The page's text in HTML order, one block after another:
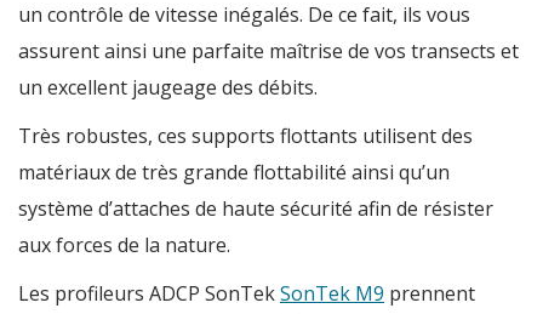
un contrôle de vitesse inégalés. De ce fait, ils vous
assurent ainsi une parfaite maîtrise de vos transects et
un excellent jaugeage des débits.
Très robustes, ces supports flottants utilisent des
matériaux de très grande flottabilité ainsi qu’un
système d’attaches de haute sécurité afin de résister
aux forces de la nature.
Les profileurs ADCP SonTekSonTek M9 prennent